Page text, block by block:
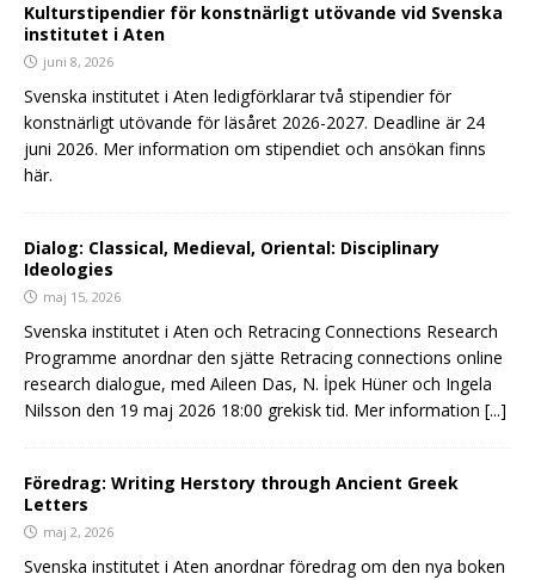
Kulturstipendier för konstnärligt utövande vid Svenska
institutet i Aten
juni 8, 2026
Svenska institutet i Aten ledigförklarar två stipendier för
konstnärligt utövande för läsåret 2026-2027. Deadline är 24
juni 2026. Mer information om stipendiet och ansökan finns
här.
Dialog: Classical, Medieval, Oriental: Disciplinary
Ideologies
maj 15, 2026
Svenska institutet i Aten och Retracing Connections Research
Programme anordnar den sjätte Retracing connections online
research dialogue, med Aileen Das, N. İpek Hüner och Ingela
Nilsson den 19 maj 2026 18:00 grekisk tid. Mer information [...]
Föredrag: Writing Herstory through Ancient Greek
Letters
maj 2, 2026
Svenska institutet i Aten anordnar föredrag om den nya boken